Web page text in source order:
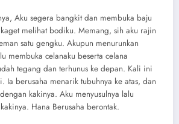
Aku segera bangkit dan membuka baju
melihat bodiku. Memang, sih aku rajin
satu gengku. Akupun menurunkan
membuka celanaku beserta celana
tegang dan terhunus ke depan. Kali ini
Ia berusaha menarik tubuhnya ke atas, dan
kakinya. Aku menyusulnya lalu
Hana Berusaha berontak.